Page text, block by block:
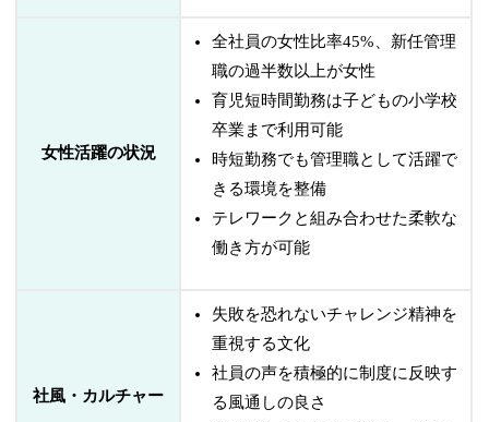
女性活躍の状況
全社員の女性比率45%、新任管理
職の過半数以上が女性
育児短時間勤務は子どもの小学校
卒業まで利用可能
時短勤務でも管理職として活躍で
きる環境を整備
テレワークと組み合わせた柔軟な
働き方が可能
社風・カルチャー
失敗を恐れないチャレンジ精神を
重視する文化
社員の声を積極的に制度に反映す
る風通しの良さ